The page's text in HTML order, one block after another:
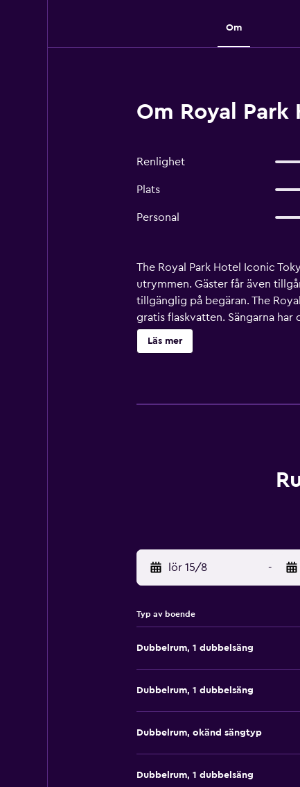
Om
Om Royal Park
Renlighet
Plats
Personal
The Royal Park Hotel Iconic
utrymmen. Gäster får även
tillgänglig på begäran. The
gratis flaskvatten. Sängarna
elektronisk bidé och hårtorkar.
strykjärn/strykbräda och byte
Läs mer
lör 15/8 -
Typ av boende
Dubbelrum, 1 dubbelsäng
Dubbelrum, 1 dubbelsäng
Dubbelrum, okänd sängtyp
Dubbelrum, 1 dubbelsäng